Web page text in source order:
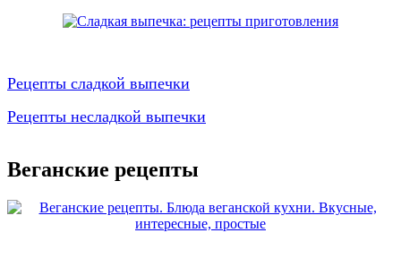
Рецепты сладкой выпечки
Рецепты несладкой выпечки
Веганские рецепты